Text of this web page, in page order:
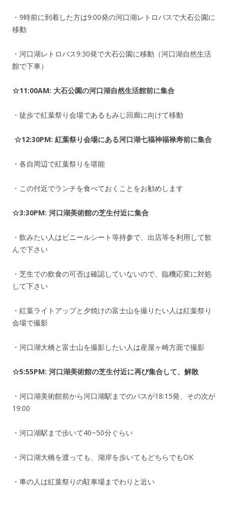
・9時前に到着した方は9:00発の河口湖レトロバスで大石公園に
移動
・河口湖レトロバス9:30発で大石公園に移動（河口湖自然生活
館で下車）
☆11:00AM: 大石公園の河口湖自然生活館前に集合
・徒歩で紅葉祭り会場であるもみじ回廊に向けて移動
☆12:30PM: 紅葉祭り会場にある河口湖七福神福禄寿前に集合
・各自周辺で紅葉祭りを堪能
・この付近でランチを食べておくことをお勧めします
☆3:30PM: 河口湖美術館の芝生付近に集合
・飲みたい人はビニールシート等持参で、出店等を利用して飲
んで下さい
・芝生での飲食の可否は確認していないので、臨機応変に対処
して下さい
・紅葉ライトアップと夕焼けの富士山を撮りたい人は紅葉祭り
会場で撮影
・河口湖大橋と富士山を撮影したい人は産屋ヶ崎方面で撮影
☆5:55PM: 河口湖美術館の芝生付近に再び集合して、解散
・河口湖美術館前から河口湖駅までのバスが18:15発、その次が
19:00
・河口湖駅まで歩いて40~50分ぐらい
・河口湖大橋を渡っても、湖岸を歩いてもどちらでもOK
・車の人は紅葉祭りの駐車場までわりと近い